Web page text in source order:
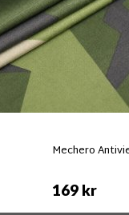
Mechero
169 kr